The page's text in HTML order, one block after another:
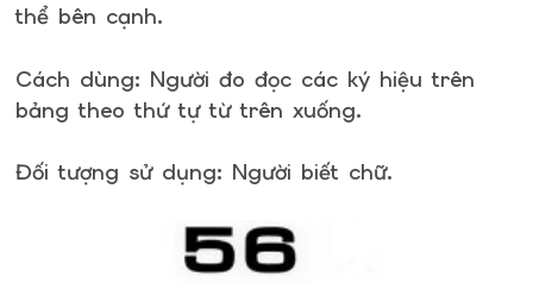
thể bên cạnh.
Cách dùng: Người đo đọc các ký hiệu trên
bảng theo thứ tự từ trên xuống.
Đối tượng sử dụng: Người biết chữ.